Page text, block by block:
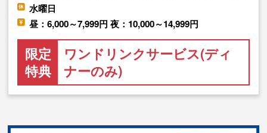
水曜日
昼：6,000～7,999円 夜：10,000～14,999円
限定
特典
ワンドリンクサービス(ディ
ナーのみ)